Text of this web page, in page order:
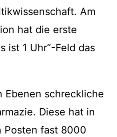
Am
hat die erste
ist 1 Uhr“-Feld das
Ebenen schreckliche
Diese hat in
Posten fast 8000